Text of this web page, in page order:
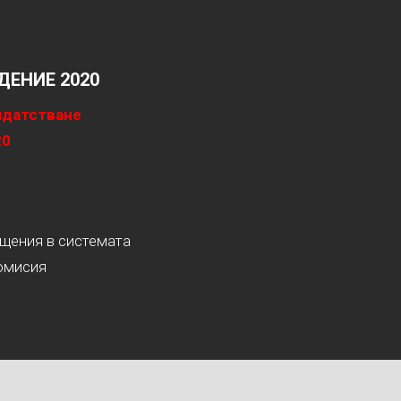
2020
в системата